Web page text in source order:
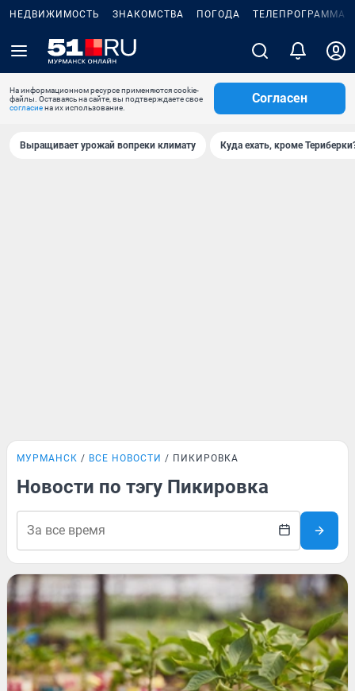
НЕДВИЖИМОСТЬ ЗНАКОМСТВА ПОГОДА ТЕЛЕПРОГРАММА
На информационном ресурсе применяются cookie-
файлы. Оставаясь на сайте, вы подтверждаете свое
согласиена их использование.
Согласен
Выращивает урожай вопреки климату Куда ехать, кроме
МУРМАНСК ВСЕ НОВОСТИ ПИКИРОВКА
Новости по тэгу Пикировка